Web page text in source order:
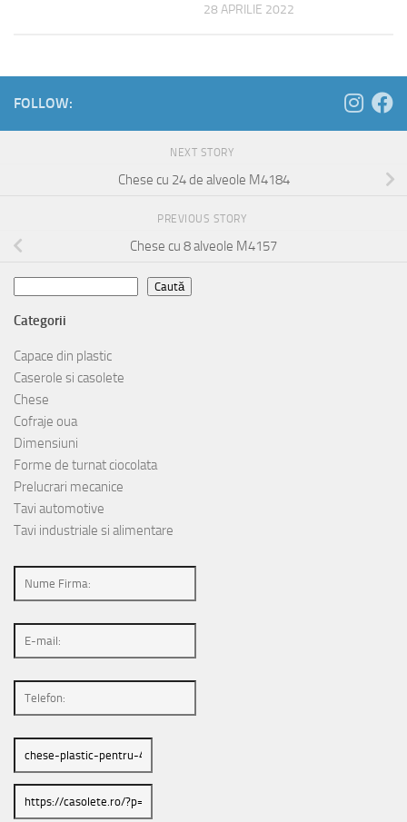
28 APRILIE 2022
FOLLOW:
NEXT STORY
Chese cu 24 de alveole M4184
PREVIOUS STORY
Chese cu 8 alveole M4157
Caută
Categorii
Capace din plastic
Caserole si casolete
Chese
Cofraje oua
Dimensiuni
Forme de turnat ciocolata
Prelucrari mecanice
Tavi automotive
Tavi industriale si alimentare